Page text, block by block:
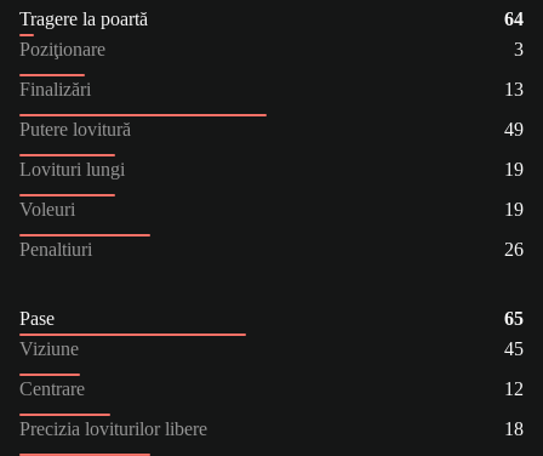
Tragere la poartă
64
Poziţionare
3
Finalizări
13
Putere lovitură
49
Lovituri lungi
19
Voleuri
19
Penaltiuri
26
Pase
65
Viziune
45
Centrare
12
Precizia loviturilor libere
18